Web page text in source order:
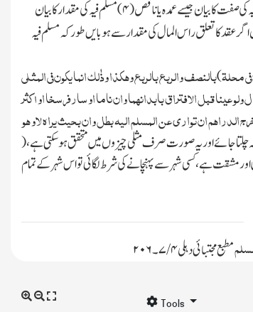
کی صفت کا بیان جیسے عمدہ یا ناقص(۴) مسلم فیہ کی مقدار کا بیان
عقد کا تعلق راس المال کی مقدار سے ہو بایں طور کہ مسلم فیہ
بالنصف والربع بالربع وھکذا وذٰلك انما یکون فی المثلی)محلۃ
قبل الافتراق بابدانہما وان ناما او سارفرسخا اواکثر
الدراھم ان تواری عن المسلم الیہ بطل وان بحیث یراہ لاو ھو
جائے اور یہ صورت صرف مثلی چیزوں میں متحقق ہوسکتی ہے،(
اور مشقت ہے،کسی شہر سے پہنچانے کی شرط لگائی تو اس شہر کے تمام
مطبع مجتبائی دہلی۴ /۷ ۔۲۰۶
Tools